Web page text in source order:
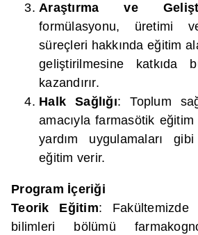
Araştırma ve
formülasyonu, üretimi
süreçleri hakkında eğitim
geliştirilmesine katkıda
kazandırır.
Halk Sağlığı: Toplum
amacıyla farmasötik
yardım uygulamaları
eğitim verir.
Program İçeriği
Teorik Eğitim: Fakültemizde
bilimleri bölümü